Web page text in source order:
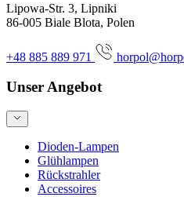
Lipowa-Str. 3, Lipniki
86-005 Biale Blota, Polen
+48 885 889 971
Unser Angebot
Dioden-Lampen
Glühlampen
Rückstrahler
Accessoires